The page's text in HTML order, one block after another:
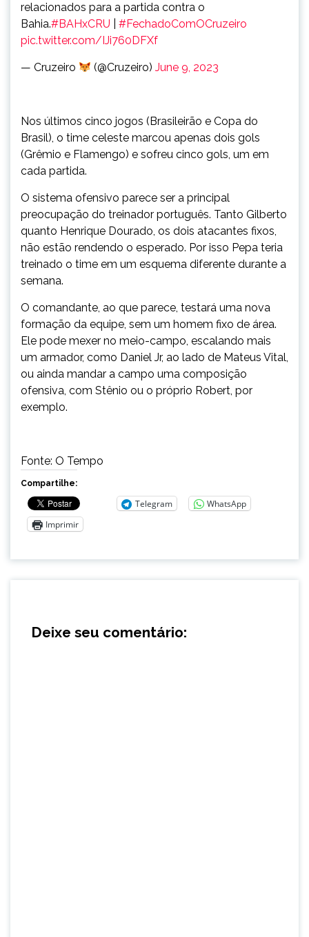
relacionados para a partida contra o
Bahia.#BAHxCRU
#FechadoComOCruzeiro
pic.twitter.com/IJi760DFXf
— Cruzeiro (@Cruzeiro)June 9, 2023
Nos últimos cinco jogos (Brasileirão e Copa do
Brasil), o time celeste marcou apenas dois gols
(Grêmio e Flamengo) e sofreu cinco gols, um em
cada partida.
O sistema ofensivo parece ser a principal
preocupação do treinador português. Tanto Gilberto
quanto Henrique Dourado, os dois atacantes fixos,
não estão rendendo o esperado. Por isso Pepa teria
treinado o time em um esquema diferente durante a
semana.
O comandante, ao que parece, testará uma nova
formação da equipe, sem um homem fixo de área.
Ele pode mexer no meio-campo, escalando mais
um armador, como Daniel Jr, ao lado de Mateus Vital,
ou ainda mandar a campo uma composição
ofensiva, com Stênio ou o próprio Robert, por
exemplo.
Fonte: O Tempo
Compartilhe:
Telegram
WhatsApp
Imprimir
Deixe seu comentário: